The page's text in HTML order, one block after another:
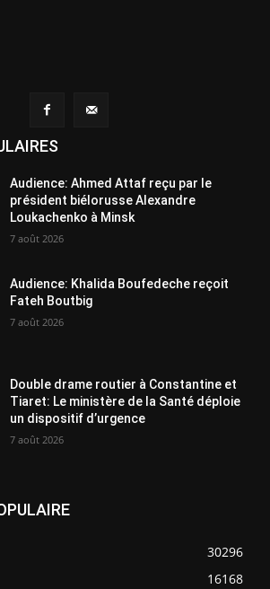
Audience: Ahmed Attaf reçu par le
président biélorusse Alexandre
Loukachenko à Minsk
7 août 2026
Audience: Khalida Boufedeche reçoit
Fateh Boutbig
7 août 2026
Double drame routier à Constantine et
Tiaret: Le ministère de la Santé déploie
un dispositif d’urgence
7 août 2026
30296
16168